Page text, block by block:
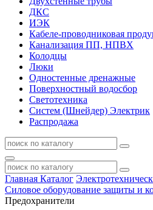
ДКС
ИЭК
Кабеле-проводниковая
Канализация ПП, НПВХ
Колодцы
Люки
Одностенные дренажные
Поверхностный водосбор
Светотехника
Систем (Шнейдер) Электрик
Распродажа
Главная Каталог
Силовое оборудование защиты и
Предохранители